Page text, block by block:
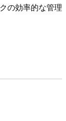
の効率的な管理